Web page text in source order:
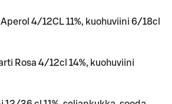
4/12CL 11%, kuohuviini 6/18cl
Rosa 4/12cl 14%, kuohuviini